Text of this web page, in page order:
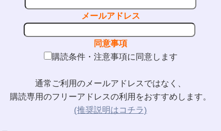
メールアドレス
同意事項
購読条件・注意事項に同意します
通常ご利用のメールアドレスではなく、
購読専用のフリーアドレスの利用をおすすめします。
(推奨説明はコチラ)